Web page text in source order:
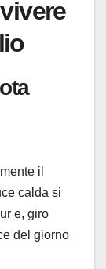
il
calda si
e, giro
del giorno